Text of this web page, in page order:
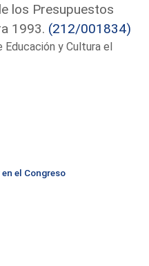
los Presupuestos
1993. (212/001834)
Educación y Cultura el
el Congreso